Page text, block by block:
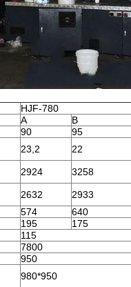
HJF-780
A
B
90 95
23,2 22
2924 3258
2632 2933
574 640
195 175
115
7800
950
980*950